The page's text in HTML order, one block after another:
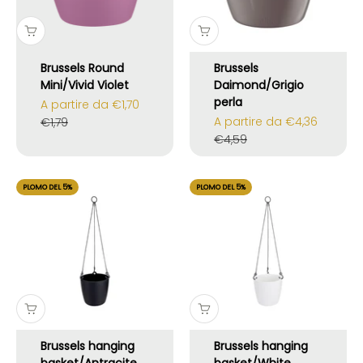
Brussels Round
Mini/Vivid Violet
Prezzo scontato
A partire da €1,70
Prezzo
€1,79
Brussels
Daimond/Grigio
perla
Prezzo scontato
A partire da €4,36
Prezzo
€4,59
PLOMO DEL 5%
Brussels hanging
PLOMO DEL 5%
Brussels hanging